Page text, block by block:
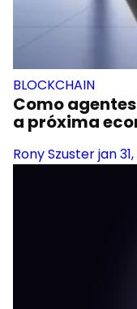
BLOCKCHAIN
Como
a próxima
Rony Szusterjan